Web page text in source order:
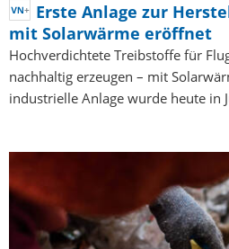
Erste Anlage zur
mit Solarwärme eröffnet
Hochverdichtete Treibstoffe für
nachhaltig erzeugen – mit
industrielle Anlage wurde heute in